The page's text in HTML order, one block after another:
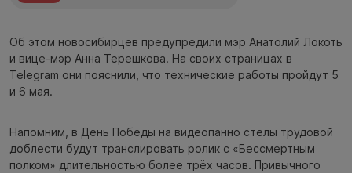
Об этом новосибирцев предупредили мэр Анатолий Локоть
и вице-мэр Анна Терешкова. На своих страницах в
Telegram они пояснили, что технические работы пройдут 5
и 6 мая.
Напомним, в День Победы на видеопанно стелы трудовой
доблести будут транслировать ролик с «Бессмертным
полком» длительностью более трёх часов. Привычного